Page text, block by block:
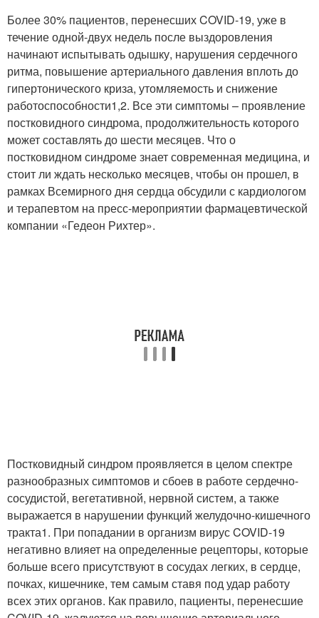
Более 30% пациентов, перенесших COVID-19, уже в
течение одной-двух недель после выздоровления
начинают испытывать одышку, нарушения сердечного
ритма, повышение артериального давления вплоть до
гипертонического криза, утомляемость и снижение
работоспособности1,2. Все эти симптомы – проявление
постковидного синдрома, продолжительность которого
может составлять до шести месяцев. Что о
постковидном синдроме знает современная медицина, и
стоит ли ждать несколько месяцев, чтобы он прошел, в
рамках Всемирного дня сердца обсудили с кардиологом
и терапевтом на пресс-мероприятии фармацевтической
компании «Гедеон Рихтер».
Постковидный синдром проявляется в целом спектре
разнообразных симптомов и сбоев в работе сердечно-
сосудистой, вегетативной, нервной систем, а также
выражается в нарушении функций желудочно-кишечного
тракта1. При попадании в организм вирус COVID-19
негативно влияет на определенные рецепторы, которые
больше всего присутствуют в сосудах легких, в сердце,
почках, кишечнике, тем самым ставя под удар работу
всех этих органов. Как правило, пациенты, перенесшие